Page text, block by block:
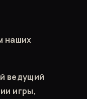
наших
ведущий
игры,